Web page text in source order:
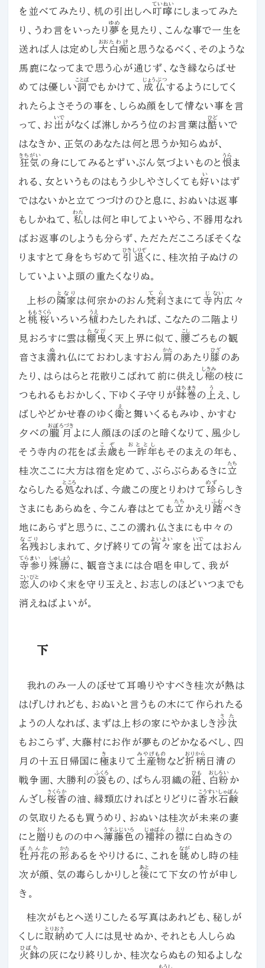
を並べてみたり、机の引出しへ叮嚀
ていねい
にしまってみた
り、うわ言をいったり夢
ゆめ
を見たり、こんな事で一生を
送れば人は定めし大
おお
白痴
たわけ
と思うなるべく、そのような
馬鹿になってまで思う心が通じず、なき縁ならばせ
めては優しい詞
ことば
でもかけて、 成仏
じょうぶつ
するようにしてく
れたらよさそうの事を、しらぬ顔をして情ない事を言
って、お 出
いで
がなくば淋しかろう位のお言葉は酷
ひど
いで
はなきか、正気のあなたは何と思うか知らぬが、
狂気
きちがい
の身にしてみるとずいぶん気づよいものと 恨
うら
ま
れる、女というものはもう少しやさしくても好
い
いはず
ではないかと立てつづけのひと息に、おぬいは返事
もしかねて、 私
わた
しは何と申してよいやら、不器用なれ
ばお返事のしようも分らず、ただただこころぼそくな
りますとて身をちぢめて 引
ひき
退
しりぞ
くに、桂次拍子ぬけの
していよいよ頭の重たくなりぬ。
上杉の 隣家
となり
は何宗かのおん梵刹
てら
さまにて 寺
じ
内
ない
広々
と 桃
もも
桜
さくら
いろいろ植
うえ
わたしたれば、こなたの二階より
見おろすに雲は棚曳
たなび
く天上界に似て、腰
こし
ごろもの観
音さま濡
ぬ
れ仏にておわしますおん 肩
かた
のあたり膝
ひざ
のあ
たり、はらはらと花散りこばれて前に供えし樒
しきみ
の枝に
つもれるもおかしく、下ゆく子守りが鉢巻
はちまき
の 上
う
え、し
ばしやどかせ春のゆく衛
え
と舞いくるもみゆ、かすむ
夕べの 朧月
おぼろづき
よに人顔ほのぼのと暗くなりて、風少し
そう寺内の花をば去歳
こぞ
も 一昨年
おととし
もそのまえの年も、
桂次ここに大方は宿を定めて、ぶらぶらあるきに 立
たち
ならしたる 処
ところ
なれば、今歳この度とりわけて 珍
めず
らしき
さまにもあらぬを、今こん春はとても 立
たち
かえり 踏
ふむ
べき
地にあらずと思うに、ここの濡れ仏さまにも中々の
名残
なごり
おしまれて、夕げ終りての宵々
よいよい
家を 出
いで
てはおん
寺
てら
参
まい
り 殊勝
しゅしょう
に、観音さまには合唱を申して、我が
恋人
こいびと
のゆく末を守り玉えと、お志しのほどいつまでも
消えねばよいが。
下
我れのみ一人のぼせて耳鳴りやすべき桂次が熱は
はげしけれども、おぬいと言うもの木にて作られたる
ようの人なれば、まずは上杉の家にやかましき沙汰
さた
もおこらず、大藤村にお作が夢ものどかなるべし、四
月の十五日帰国に極
き
まりて 土産物
みやげもの
など折柄
おりから
日清の
戦争画、大勝利の袋
ふくろ
もの、ぱちん羽織の紐
ひも
、 白粉
おしろい
か
んざし桜香
さくらか
の油、縁類広ければとりどりに香水
こうすい
石鹸
しゃぼん
の気取りたるも買うめり、おぬいは桂次が未来の妻
にと 贈
おく
りものの中へ薄藤色
うすふじいろ
の 襦袢
じゅばん
の 襟
えり
に白ぬきの
牡丹花
ぼたんか
の 形
かた
あるをやりけるに、これを 眺
なが
めし時の桂
次が顔、気の毒らしかりしと後
あと
にて下女の竹が申し
き。
桂次がもとへ送りこしたる写真はあれども、秘しが
くしに取納
とりおさ
めて人には見せぬか、それとも人しらぬ
火鉢
ひばち
の灰になり終りしか、桂次ならぬもの知るよしな
もうし